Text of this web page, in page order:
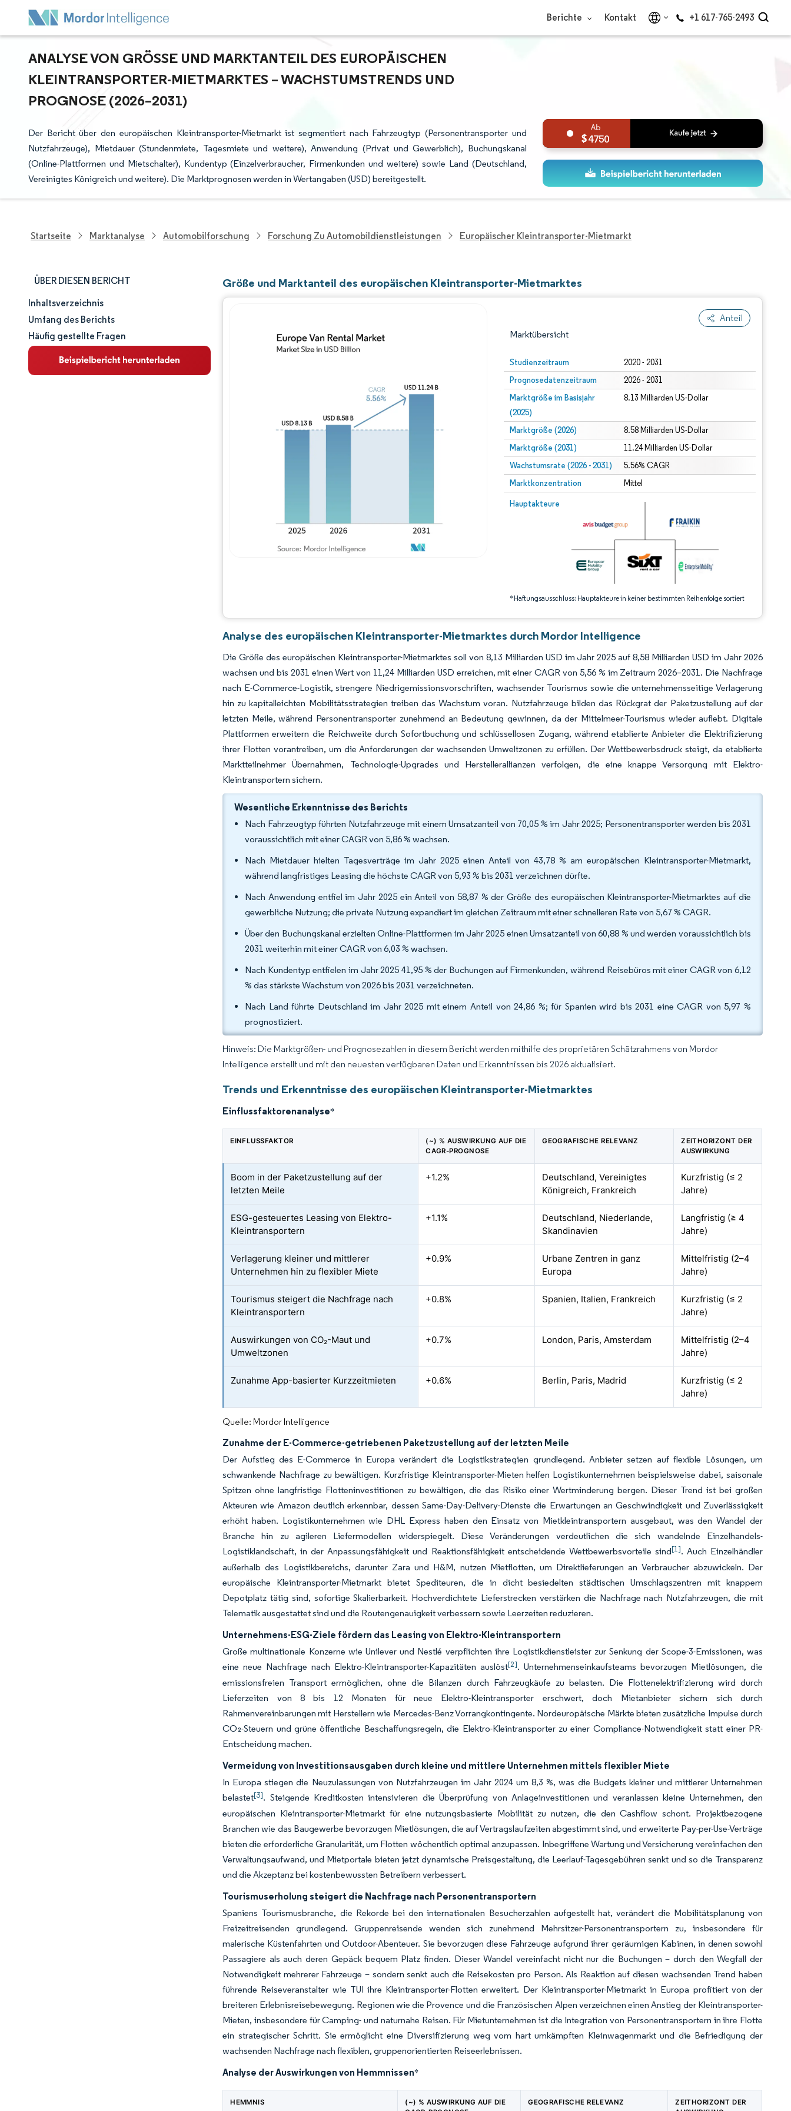
Berichte Kontakt +1 617-765-2493
ANALYSE VON GRÖSSE UND MARKTANTEIL DES EUROPÄISCHEN K
LEINTRANSPORTER-MIETMARKTES – WACHSTUMSTRENDS UND P
ROGNOSE (2026–2031)
Der Bericht über den europäischen Kleintransporter-Mietmarkt ist segmentiert nach Fahrzeugtyp (Personentransporter und
Nutzfahrzeuge), Mietdauer (Stundenmiete, Tagesmiete und weitere), Anwendung (Privat und Gewerblich), Buchungskanal
(Online-Plattformen und Mietschalter), Kundentyp (Einzelverbraucher, Firmenkunden und weitere) sowie Land (Deutschland,
Vereinigtes Königreich und weitere). Die Marktprognosen werden in Wertangaben (USD) bereitgestellt.
4750
Startseite Marktanalyse Automobilforschung Forschung Zu Automobildienstleistungen Europäischer Kleintransporter-Mietmarkt
ÜBER DIESEN BERICHT
Marktgröße und -anteil
Marktanalyse
Trends und Einblicke
Inhaltsverzeichnis
Umfang des Berichts
Häufig gestellte Fragen
Größe und Marktanteil des europäischen Kleintransporter-Mietmarktes
Anteil
Marktübersicht
Studienzeitraum 2020 - 2031
Prognosedatenzeitraum 2026 - 2031
Marktgröße im Basisjahr
(2025)
8.13 Milliarden US-Dollar
Marktgröße (2026) 8.58 Milliarden US-Dollar
Marktgröße (2031) 11.24 Milliarden US-Dollar
Wachstumsrate (2026 - 2031) 5.56% CAGR
Marktkonzentration Mittel
Hauptakteure
*Haftungsausschluss: Hauptakteure in keiner bestimmten Reihenfolge sortiert
Bild © Mordor Intelligence. Wiederverwendung erfordert Namensnennung gemäß CC BY 4.0.
Bild © Mordor Intelligence. Wiederverwendung erfordert Namensnennung gemäß CC BY 4.0.
Analyse des europäischen Kleintransporter-Mietmarktes durch Mordor Intelligence
Die Größe des europäischen Kleintransporter-Mietmarktes soll von 8,13 Milliarden USD im Jahr 2025 auf 8,58 Milliarden USD im Jahr 2026
wachsen und bis 2031 einen Wert von 11,24 Milliarden USD erreichen, mit einer CAGR von 5,56 % im Zeitraum 2026–2031. Die Nachfrage
nach E-Commerce-Logistik, strengere Niedrigemissionsvorschriften, wachsender Tourismus sowie die unternehmensseitige Verlagerung
hin zu kapitalleichten Mobilitätsstrategien treiben das Wachstum voran. Nutzfahrzeuge bilden das Rückgrat der Paketzustellung auf der
letzten Meile, während Personentransporter zunehmend an Bedeutung gewinnen, da der Mittelmeer-Tourismus wieder auflebt. Digitale
Plattformen erweitern die Reichweite durch Sofortbuchung und schlüssellosen Zugang, während etablierte Anbieter die Elektrifizierung
ihrer Flotten vorantreiben, um die Anforderungen der wachsenden Umweltzonen zu erfüllen. Der Wettbewerbsdruck steigt, da etablierte
Marktteilnehmer Übernahmen, Technologie-Upgrades und Herstellerallianzen verfolgen, die eine knappe Versorgung mit Elektro-
Kleintransportern sichern.
Wesentliche Erkenntnisse des Berichts
Nach Fahrzeugtyp führten Nutzfahrzeuge mit einem Umsatzanteil von 70,05 % im Jahr 2025; Personentransporter werden bis 2031
voraussichtlich mit einer CAGR von 5,86 % wachsen.
Nach Mietdauer hielten Tagesverträge im Jahr 2025 einen Anteil von 43,78 % am europäischen Kleintransporter-Mietmarkt,
während langfristiges Leasing die höchste CAGR von 5,93 % bis 2031 verzeichnen dürfte.
Nach Anwendung entfiel im Jahr 2025 ein Anteil von 58,87 % der Größe des europäischen Kleintransporter-Mietmarktes auf die
gewerbliche Nutzung; die private Nutzung expandiert im gleichen Zeitraum mit einer schnelleren Rate von 5,67 % CAGR.
Über den Buchungskanal erzielten Online-Plattformen im Jahr 2025 einen Umsatzanteil von 60,88 % und werden voraussichtlich bis
2031 weiterhin mit einer CAGR von 6,03 % wachsen.
Nach Kundentyp entfielen im Jahr 2025 41,95 % der Buchungen auf Firmenkunden, während Reisebüros mit einer CAGR von 6,12
% das stärkste Wachstum von 2026 bis 2031 verzeichneten.
Nach Land führte Deutschland im Jahr 2025 mit einem Anteil von 24,86 %; für Spanien wird bis 2031 eine CAGR von 5,97 %
prognostiziert.
Hinweis: Die Marktgrößen- und Prognosezahlen in diesem Bericht werden mithilfe des proprietären Schätzrahmens von Mordor
Intelligence erstellt und mit den neuesten verfügbaren Daten und Erkenntnissen bis 2026 aktualisiert.
Trends und Erkenntnisse des europäischen Kleintransporter-Mietmarktes
Einflussfaktorenanalyse*
EINFLUSSFAKTOR
(~) % AUSWIRKUNG AUF DIE
CAGR-PROGNOSE
GEOGRAFISCHE RELEVANZ
ZEITHORIZONT DER
AUSWIRKUNG
Boom in der Paketzustellung auf der
letzten Meile
+1.2%
Deutschland, Vereinigtes
Königreich, Frankreich
Kurzfristig (≤ 2
Jahre)
ESG-gesteuertes Leasing von Elektro-
Kleintransportern
+1.1%
Deutschland, Niederlande,
Skandinavien
Langfristig (≥ 4
Jahre)
Verlagerung kleiner und mittlerer
Unternehmen hin zu flexibler Miete
+0.9%
Urbane Zentren in ganz
Europa
Mittelfristig (2–4
Jahre)
Tourismus steigert die Nachfrage nach
Kleintransportern
+0.8% Spanien, Italien, Frankreich
Kurzfristig (≤ 2
Jahre)
Auswirkungen von CO₂-Maut und
Umweltzonen
+0.7% London, Paris, Amsterdam
Mittelfristig (2–4
Jahre)
Zunahme App-basierter Kurzzeitmieten +0.6% Berlin, Paris, Madrid
Kurzfristig (≤ 2
Jahre)
Quelle: Mordor Intelligence
Zunahme der E-Commerce-getriebenen Paketzustellung auf der letzten Meile
Der Aufstieg des E-Commerce in Europa verändert die Logistikstrategien grundlegend. Anbieter setzen auf flexible Lösungen, um
schwankende Nachfrage zu bewältigen. Kurzfristige Kleintransporter-Mieten helfen Logistikunternehmen beispielsweise dabei, saisonale
Spitzen ohne langfristige Flotteninvestitionen zu bewältigen, die das Risiko einer Wertminderung bergen. Dieser Trend ist bei großen
Akteuren wie Amazon deutlich erkennbar, dessen Same-Day-Delivery-Dienste die Erwartungen an Geschwindigkeit und Zuverlässigkeit
erhöht haben. Logistikunternehmen wie DHL Express haben den Einsatz von Mietkleintransportern ausgebaut, was den Wandel der
Branche hin zu agileren Liefermodellen widerspiegelt. Diese Veränderungen verdeutlichen die sich wandelnde Einzelhandels-
Logistiklandschaft, in der Anpassungsfähigkeit und Reaktionsfähigkeit entscheidende Wettbewerbsvorteile sind[1]. Auch Einzelhändler
außerhalb des Logistikbereichs, darunter Zara und H&M, nutzen Mietflotten, um Direktlieferungen an Verbraucher abzuwickeln. Der
europäische Kleintransporter-Mietmarkt bietet Spediteuren, die in dicht besiedelten städtischen Umschlagszentren mit knappem
Depotplatz tätig sind, sofortige Skalierbarkeit. Hochverdichtete Lieferstrecken verstärken die Nachfrage nach Nutzfahrzeugen, die mit
Telematik ausgestattet sind und die Routengenauigkeit verbessern sowie Leerzeiten reduzieren.
Unternehmens-ESG-Ziele fördern das Leasing von Elektro-Kleintransportern
Große multinationale Konzerne wie Unilever und Nestlé verpflichten ihre Logistikdienstleister zur Senkung der Scope-3-Emissionen, was
eine neue Nachfrage nach Elektro-Kleintransporter-Kapazitäten auslöst[2]. Unternehmenseinkaufsteams bevorzugen Mietlösungen, die
emissionsfreien Transport ermöglichen, ohne die Bilanzen durch Fahrzeugkäufe zu belasten. Die Flottenelektrifizierung wird durch
Lieferzeiten von 8 bis 12 Monaten für neue Elektro-Kleintransporter erschwert, doch Mietanbieter sichern sich durch
Rahmenvereinbarungen mit Herstellern wie Mercedes-Benz Vorrangkontingente. Nordeuropäische Märkte bieten zusätzliche Impulse durch
CO₂-Steuern und grüne öffentliche Beschaffungsregeln, die Elektro-Kleintransporter zu einer Compliance-Notwendigkeit statt einer PR-
Entscheidung machen.
Vermeidung von Investitionsausgaben durch kleine und mittlere Unternehmen mittels flexibler Miete
In Europa stiegen die Neuzulassungen von Nutzfahrzeugen im Jahr 2024 um 8,3 %, was die Budgets kleiner und mittlerer Unternehmen
belastet[3]. Steigende Kreditkosten intensivieren die Überprüfung von Anlageinvestitionen und veranlassen kleine Unternehmen, den
europäischen Kleintransporter-Mietmarkt für eine nutzungsbasierte Mobilität zu nutzen, die den Cashflow schont. Projektbezogene
Branchen wie das Baugewerbe bevorzugen Mietlösungen, die auf Vertragslaufzeiten abgestimmt sind, und erweiterte Pay-per-Use-Verträge
bieten die erforderliche Granularität, um Flotten wöchentlich optimal anzupassen. Inbegriffene Wartung und Versicherung vereinfachen den
Verwaltungsaufwand, und Mietportale bieten jetzt dynamische Preisgestaltung, die Leerlauf-Tagesgebühren senkt und so die Transparenz
und die Akzeptanz bei kostenbewussten Betreibern verbessert.
Tourismuserholung steigert die Nachfrage nach Personentransportern
Spaniens Tourismusbranche, die Rekorde bei den internationalen Besucherzahlen aufgestellt hat, verändert die Mobilitätsplanung von
Freizeitreisenden grundlegend. Gruppenreisende wenden sich zunehmend Mehrsitzer-Personentransportern zu, insbesondere für
malerische Küstenfahrten und Outdoor-Abenteuer. Sie bevorzugen diese Fahrzeuge aufgrund ihrer geräumigen Kabinen, in denen sowohl
Passagiere als auch deren Gepäck bequem Platz finden. Dieser Wandel vereinfacht nicht nur die Buchungen – durch den Wegfall der
Notwendigkeit mehrerer Fahrzeuge – sondern senkt auch die Reisekosten pro Person. Als Reaktion auf diesen wachsenden Trend haben
führende Reiseveranstalter wie TUI ihre Kleintransporter-Flotten erweitert. Der Kleintransporter-Mietmarkt in Europa profitiert von der
breiteren Erlebnisreisebewegung. Regionen wie die Provence und die Französischen Alpen verzeichnen einen Anstieg der Kleintransporter-
Mieten, insbesondere für Camping- und naturnahe Reisen. Für Mietunternehmen ist die Integration von Personentransportern in ihre Flotte
ein strategischer Schritt. Sie ermöglicht eine Diversifizierung weg vom hart umkämpften Kleinwagenmarkt und die Befriedigung der
wachsenden Nachfrage nach flexiblen, gruppenorientierten Reiseerlebnissen.
Analyse der Auswirkungen von Hemmnissen*
HEMMNIS
(~) % AUSWIRKUNG AUF DIE
GEOGRAFISCHE RELEVANZ
ZEITHORIZONT DER